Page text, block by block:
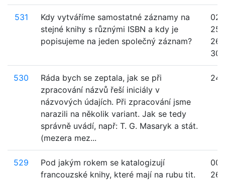
531
Kdy vytváříme samostatné záznamy na
stejné knihy s různými ISBN a kdy je
popisujeme na jeden společný záznam?
530
Ráda bych se zeptala, jak se při
zpracování názvů řeší iniciály v
názvových údajích. Při zpracování jsme
narazili na několik variant. Jak se tedy
správně uvádí, např: T. G. Masaryk a stát.
(mezera mez...
245
529
Pod jakým rokem se katalogizují
francouzské knihy, které mají na rubu tit.
260